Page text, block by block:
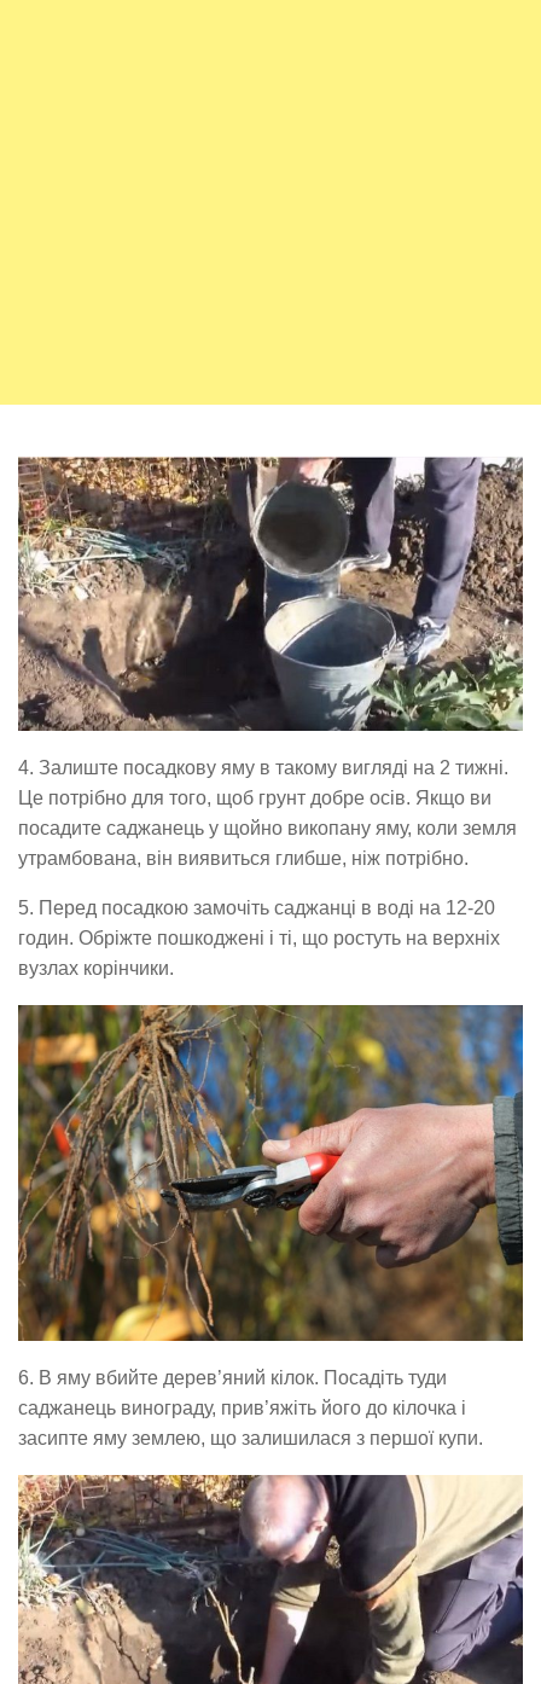
4. Залиште посадкову яму в такому вигляді на 2 тижні.
Це потрібно для того, щоб грунт добре осів. Якщо ви
посадите саджанець у щойно викопану яму, коли земля
утрамбована, він виявиться глибше, ніж потрібно.
5. Перед посадкою замочіть саджанці в воді на 12-20
годин. Обріжте пошкоджені і ті, що ростуть на верхніх
вузлах корінчики.
6. В яму вбийте дерев’яний кілок. Посадіть туди
саджанець винограду, прив’яжіть його до кілочка і
засипте яму землею, що залишилася з першої купи.